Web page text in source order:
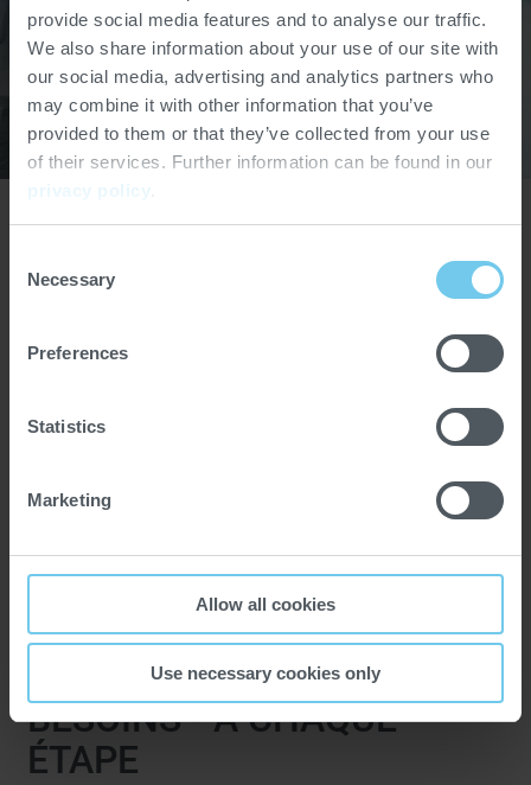
provide social media features and to analyse our traffic.
We also share information about your use of our site with
our social media, advertising and analytics partners who
may combine it with other information that you’ve
provided to them or that they’ve collected from your use
of their services. Further information can be found in our
privacy policy
Selection
Necessary
Preferences
Statistics
Marketing
Allow all cookies
Use necessary cookies only
Arbroath, nos sites spécialisés vous
un accompagnement expert.
Chocolat, compounds, poudres ou
optimisez vos procédés dans un
UN SERVICE AXÉ SUR VOS
BESOINS - À CHAQUE
ÉTAPE